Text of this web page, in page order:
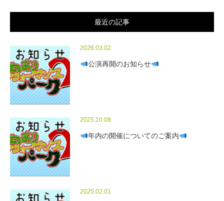
最近の記事
2026.03.02
公演再開のお知らせ
2025.10.08
年内の開催についてのご案内
2025.02.01